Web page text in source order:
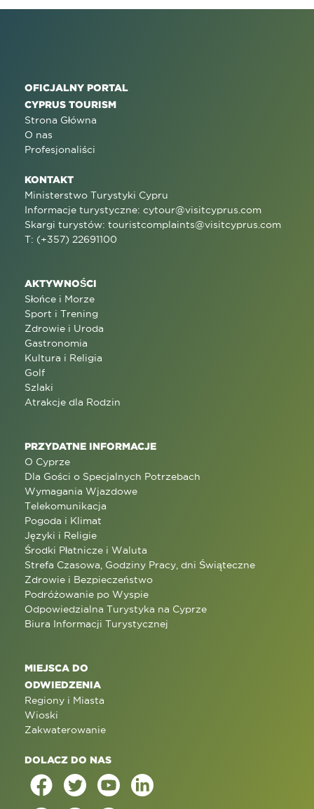
OFICJALNY PORTAL
CYPRUS TOURISM
Strona Główna
O nas
Profesjonaliści
KONTAKT
Ministerstwo Turystyki Cypru
Informacje turystyczne: cytour@visitcyprus.com
Skargi turystów: touristcomplaints@visitcyprus.com
T: (+357) 22691100
AKTYWNOŚCI
Słońce i Morze
Sport i Trening
Zdrowie i Uroda
Gastronomia
Kultura i Religia
Golf
Szlaki
Atrakcje dla Rodzin
PRZYDATNE INFORMACJE
O Cyprze
Dla Gości o Specjalnych Potrzebach
Wymagania Wjazdowe
Telekomunikacja
Pogoda i Klimat
Języki i Religie
Środki Płatnicze i Waluta
Strefa Czasowa, Godziny Pracy, dni Świąteczne
Zdrowie i Bezpieczeństwo
Podróżowanie po Wyspie
Odpowiedzialna Turystyka na Cyprze
Biura Informacji Turystycznej
MIEJSCA DO
ODWIEDZENIA
Regiony i Miasta
Wioski
Zakwaterowanie
DOLACZ DO NAS